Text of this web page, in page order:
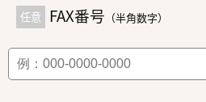
任意 FAX番号 （半角数字）